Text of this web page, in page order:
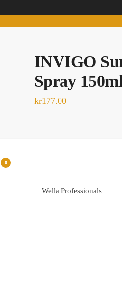
INVIGO
Spray
kr177.00
0
Wella Professionals